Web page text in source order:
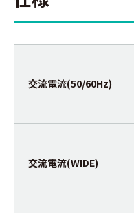
交流電流(50/60Hz)
交流電流(WIDE)